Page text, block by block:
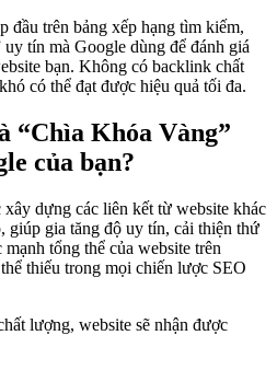
đầu trên bảng xếp hạng tìm kiếm,
tín mà Google dùng để đánh giá
bạn. Không có backlink chất
có thể đạt được hiệu quả tối đa.
“Chìa Khóa Vàng”
của bạn?
dựng các liên kết từ website khác
giúp gia tăng độ uy tín, cải thiện thứ
tổng thể của website trên
thiếu trong mọi chiến lược SEO
lượng, website sẽ nhận được